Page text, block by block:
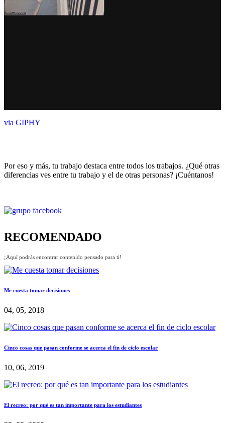
via GIPHY
Por eso y más, tu trabajo destaca entre todos los trabajos. ¿Qué otras
diferencias ves entre tu trabajo y el de otras personas? ¡Cuéntanos!
RECOMENDADO
¡Aquí podrás encontrar contenido pensado para ti!
Me cuesta tomar decisiones
04, 05, 2018
Cinco cosas que pasan conforme se acerca el fin de ciclo escolar
10, 06, 2019
El recreo: por qué es tan importante para los estudiantes